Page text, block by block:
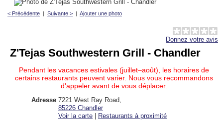
< Précédente | Suivante > | Ajouter une photo
Donnez votre avis
Z'Tejas Southwestern Grill - Chandler
Pendant les vacances estivales (juillet–août), les horaires de
certains restaurants peuvent varier. Nous vous recommandons
d'appeler avant de vous déplacer.
Adresse 7221 West Ray Road
85226 Chandler
Voir la carte
Restaurants à proximité